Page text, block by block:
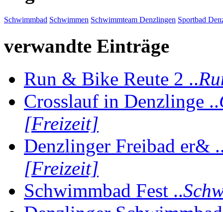
Schwimmbad Schwimmen Schwimmteam Denzlingen Sportbad
verwandte Einträge
Run & Bike Reute 2 ..
Crosslauf in Denzlinge ..
[Freizeit]
Denzlinger Freibad er&
[Freizeit]
Schwimmbad Fest ..